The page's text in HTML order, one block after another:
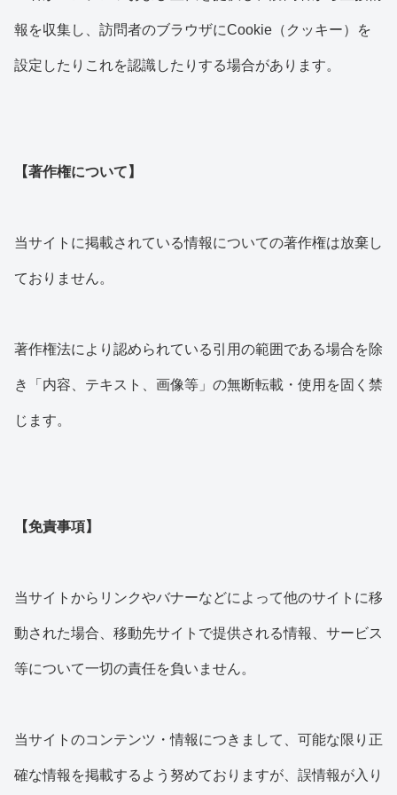
報を収集し、訪問者のブラウザにCookie（クッキー）を
設定したりこれを認識したりする場合があります。
【著作権について】
当サイトに掲載されている情報についての著作権は放棄し
ておりません。
著作権法により認められている引用の範囲である場合を除
き「内容、テキスト、画像等」の無断転載・使用を固く禁
じます。
【免責事項】
当サイトからリンクやバナーなどによって他のサイトに移
動された場合、移動先サイトで提供される情報、サービス
等について一切の責任を負いません。
当サイトのコンテンツ・情報につきまして、可能な限り正
確な情報を掲載するよう努めておりますが、誤情報が入り